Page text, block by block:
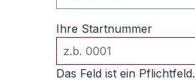
Ihre Startnummer
Das Feld ist ein Pflichtfeld.